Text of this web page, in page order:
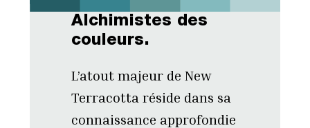
Alchimistes des
couleurs.
L’atout majeur de New
Terracotta réside dans sa
connaissance approfondie